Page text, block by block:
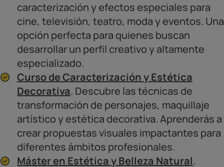
caracterización y efectos especiales para
cine, televisión, teatro, moda y eventos. Una
opción perfecta para quienes buscan
desarrollar un perfil creativo y altamente
especializado.
Curso de Caracterización y Estética
Decorativa. Descubre las técnicas de
transformación de personajes, maquillaje
artístico y estética decorativa. Aprenderás a
crear propuestas visuales impactantes para
diferentes ámbitos profesionales.
Máster en Estética y Belleza Natural.